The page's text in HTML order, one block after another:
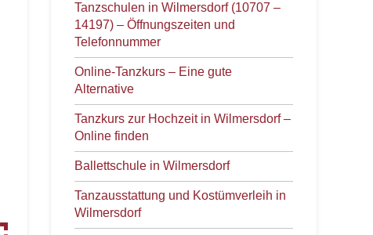
Tanzschulen in Wilmersdorf (10707 –
14197) – Öffnungszeiten und
Telefonnummer
Online-Tanzkurs – Eine gute
Alternative
Tanzkurs zur Hochzeit in Wilmersdorf –
Online finden
Ballettschule in Wilmersdorf
Tanzausstattung und Kostümverleih in
Wilmersdorf